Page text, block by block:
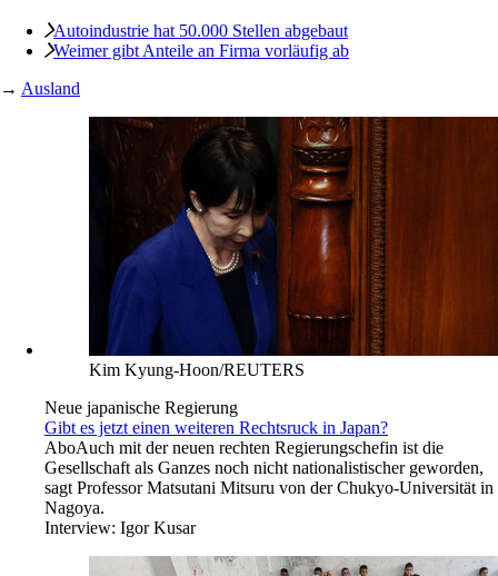
Autoindustrie hat 50.000 Stellen abgebaut
Weimer gibt Anteile an Firma vorläufig ab
→ Ausland
Kim Kyung-Hoon/REUTERS
Neue japanische Regierung
Gibt es jetzt einen weiteren Rechtsruck in Japan?
AboAuch mit der neuen rechten Regierungschefin ist die
Gesellschaft als Ganzes noch nicht nationalistischer geworden,
sagt Professor Matsutani Mitsuru von der Chukyo-Universität in
Nagoya.
Interview: Igor Kusar